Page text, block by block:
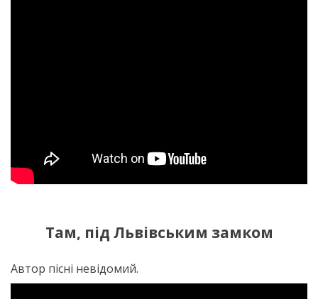
Там, під Львівським замком
Автор пісні невідомий.